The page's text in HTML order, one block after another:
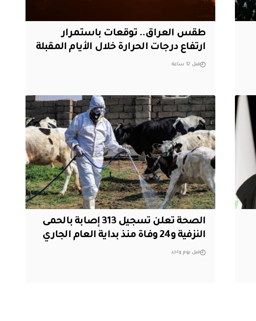
طقس العراق.. توقعات باستمرار
ارتفاع درجات الحرارة خلال الأيام المقبلة
قبل 12 ساعة
الصحة تعلن تسجيل 313 إصابة بالحمى
النزفية و24 وفاة منذ بداية العام الجاري
قبل يوم واحد